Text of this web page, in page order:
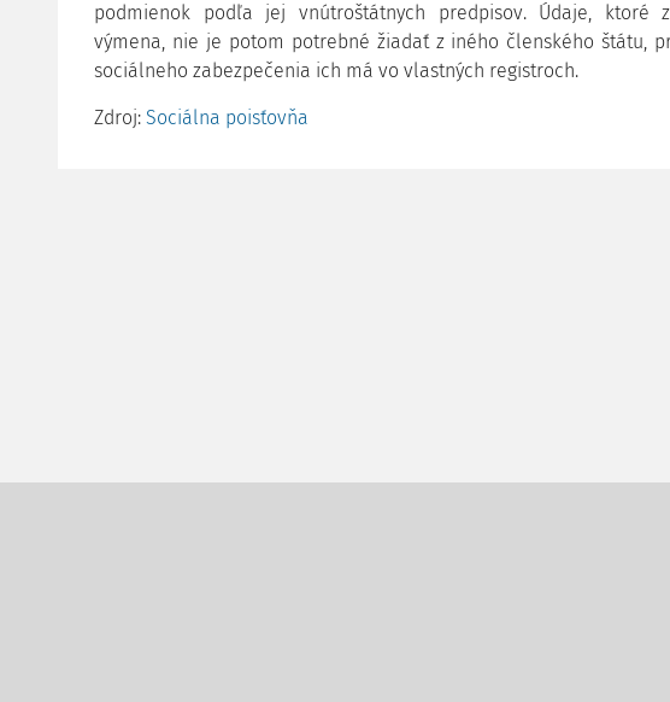
podmienok podľa jej vnútroštátnych predpisov. Údaje, ktoré
výmena, nie je potom potrebné žiadať z iného členského štátu,
sociálneho zabezpečenia ich má vo vlastných registroch.
Zdroj: Sociálna poisťovňa